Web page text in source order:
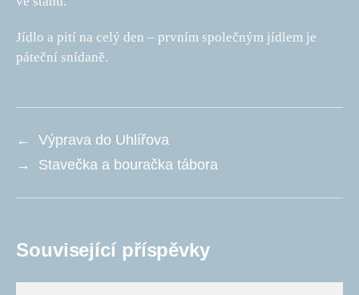
Jídlo a pití na celý den – prvním společným jídlem je
páteční snídaně.
←
Výprava do Uhlířova
→
Stavečka a bouračka tábora
Související příspěvky